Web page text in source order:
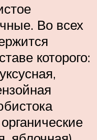
Во всех
которого: